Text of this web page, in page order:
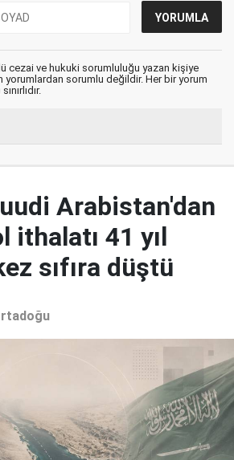
cezai ve hukuki sorumluluğu yazan kişiye
yorumlardan sorumlu değildir. Her bir yorum
Arabistan'dan
ithalatı 41 yıl
sıfıra düştü